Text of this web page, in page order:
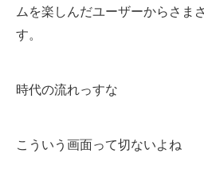
好きが集まる 比べて選べる
AI活用のいまが分かる
経営リーダーのコミュニティ
ムを楽しんだユーザーからさま
す。
時代の流れっすな
こういう画面って切ないよね